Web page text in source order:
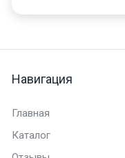
Навигация
Главная
Каталог